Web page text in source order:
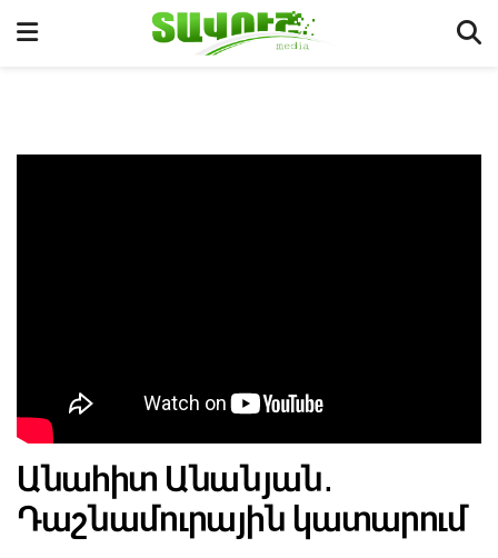
Անահիտ Անանյան․
Դաշնամուրային կատարում